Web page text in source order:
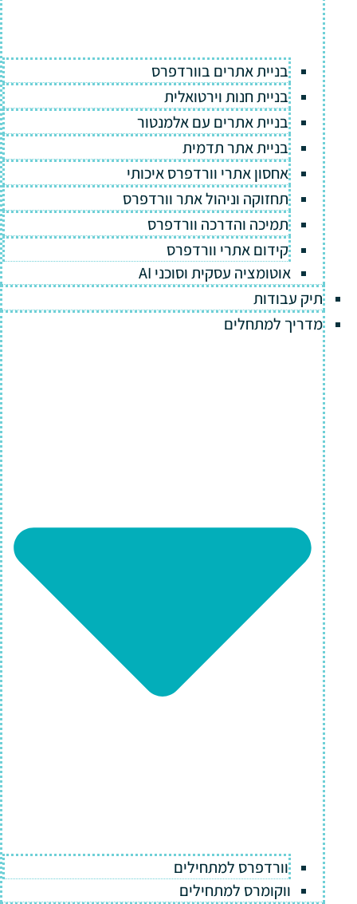
בניית אתרים בוורדפרס
בניית חנות וירטואלית
בניית אתרים עם אלמנטור
בניית אתר תדמית
אחסון אתרי וורדפרס איכותי
תחזוקה וניהול אתר וורדפרס
תמיכה והדרכה וורדפרס
קידום אתרי וורדפרס
אוטומציה עסקית וסוכני AI
תיק עבודות
מדריך למתחלים
וורדפרס למתחילים
ווקומרס למתחילים